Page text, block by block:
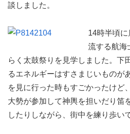
談しました。
14時半頃
流する航海
らく太鼓祭りを見学しました。下
るエネルギーはすさまじいものが
を見に行った時もすごかったけど
大勢が参加して神輿を担いだり笛
したりしながら、街中を練り歩い